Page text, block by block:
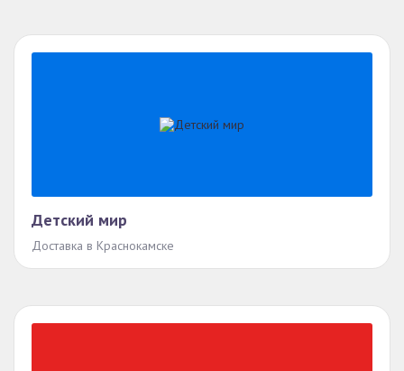
Детский мир
Доставка в Краснокамске